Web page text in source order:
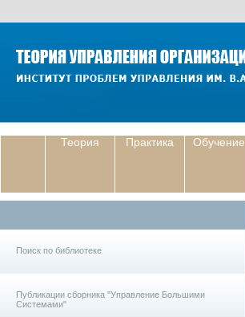
Теория Практика Обучение
Поиск по библиотеке
Публикации сборника "Управление Большими
Системами"